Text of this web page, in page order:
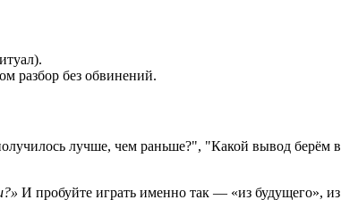
разбор без обвинений.
лучше, чем раньше?", "Какой вывод берём в
И пробуйте играть именно так — «из будущего», из